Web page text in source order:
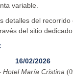
variable.
detalles del recorrido
del sitio dedicado.
16/02/2026
Hotel María Cristina